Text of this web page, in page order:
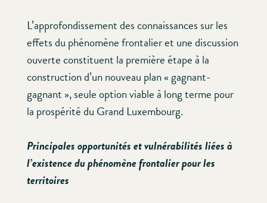
L’approfondissement des connaissances sur les
effets du phénomène frontalier et une discussion
ouverte constituent la première étape à la
construction d’un nouveau plan « gagnant-
gagnant », seule option viable à long terme pour
la prospérité du Grand Luxembourg.
Principales opportunités et vulnérabilités liées à
l’existence du phénomène frontalier pour les
territoires